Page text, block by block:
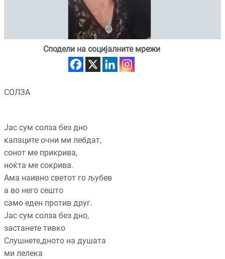
Сподели на социјалните мрежи
СОЛЗА
Јас сум солза без дно
капаците очни ми лебдат,
сонот ме прикрива,
ноќта ме сокрива.
Ама наивно светот го љубев
а во него сешто
само еден против друг.
Јас сум солза без дно,
застанете тивко
Слушнете,дното на душата
ми лелека